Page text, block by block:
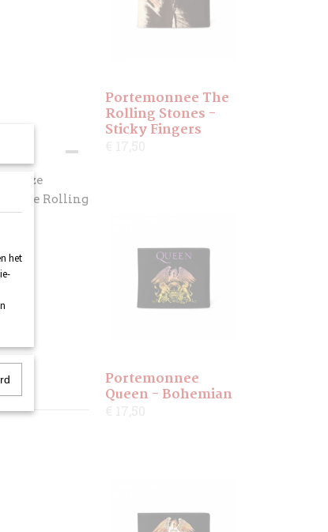
deze
The Rolling
Portemonnee The
Rolling Stones -
Sticky Fingers
Portemonnee
Queen - Bohemian
het